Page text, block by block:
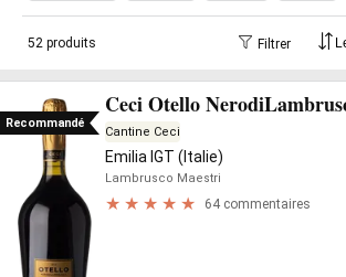
52 produits Filtrer
Recommandé
Ceci Otello
Cantine Ceci
Emilia IGT (Italie)
Lambrusco Maestri
64 commentaires